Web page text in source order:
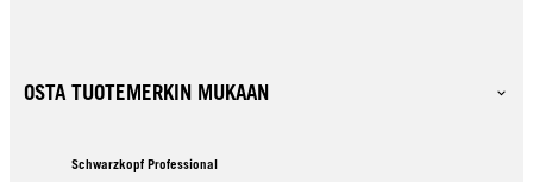
OSTA TUOTEMERKIN MUKAAN
Schwarzkopf Professional